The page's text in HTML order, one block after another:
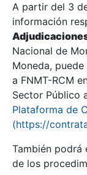
Mostrar/
A partir del 3
información
Nacional de
Moneda,
a FNMT-RCM
Sector Público
Plataforma de
(https://
También podrá
de los